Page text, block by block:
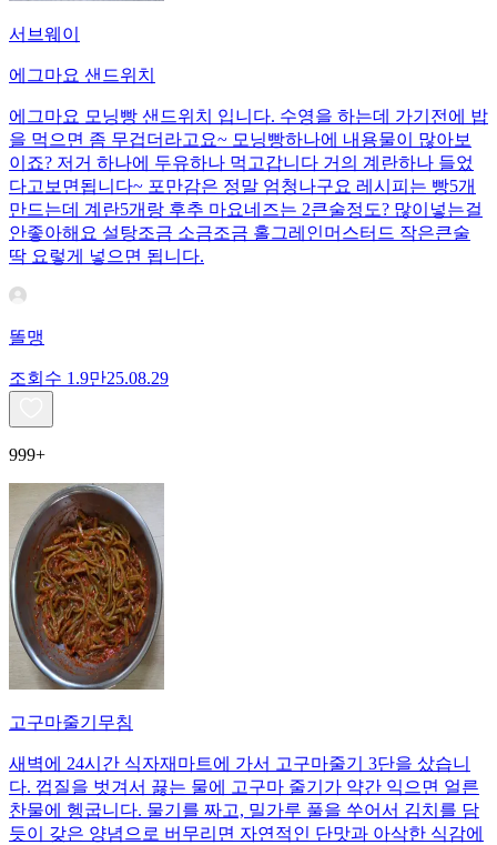
서브웨이
에그마요 샌드위치
에그마요 모닝빵 샌드위치 입니다. 수영을 하는데 가기전에 밥
을 먹으면 좀 무겁더라고요~ 모닝빵하나에 내용물이 많아보
이죠? 저거 하나에 두유하나 먹고갑니다 거의 계란하나 들었
다고보면됩니다~ 포만감은 정말 엄청나구요 레시피는 빵5개
만드는데 계란5개랑 후추 마요네즈는 2큰술정도? 많이넣는걸
안좋아해요 설탕조금 소금조금 홀그레인머스터드 작은큰술
딱 요렇게 넣으면 됩니다.
똘맹
조회수 1.9만25.08.29
999+
고구마줄기무침
새벽에 24시간 식자재마트에 가서 고구마줄기 3단을 샀습니
다. 껍질을 벗겨서 끓는 물에 고구마 줄기가 약간 익으면 얼른
찬물에 헹굽니다. 물기를 짜고, 밀가루 풀을 쑤어서 김치를 담
듯이 갖은 양념으로 버무리면 자연적인 단맛과 아삭한 식감에